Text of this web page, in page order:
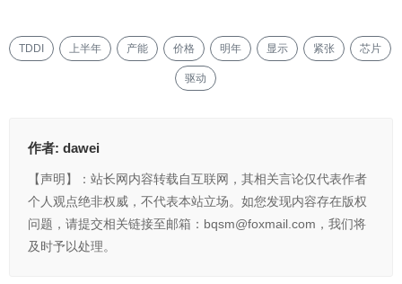
TDDI 上半年 产能 价格 明年 显示 紧张 芯片
驱动
作者: dawei
【声明】：站长网内容转载自互联网，其相关言论仅代表作者
个人观点绝非权威，不代表本站立场。如您发现内容存在版权
问题，请提交相关链接至邮箱：bqsm@foxmail.com，我们将
及时予以处理。